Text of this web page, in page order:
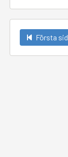
Första